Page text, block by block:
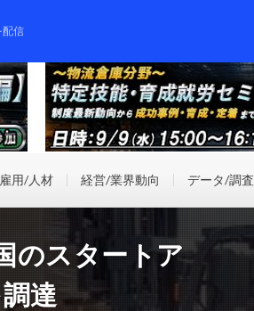
配信
雇用/人材 経営/業界動向 データ/調査
のスタートア
達